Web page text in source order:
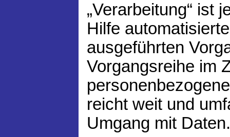
„Verarbeitung“ ist
Hilfe
ausgeführten
Vorgangsreihe im
reicht weit und
Umgang mit Daten.